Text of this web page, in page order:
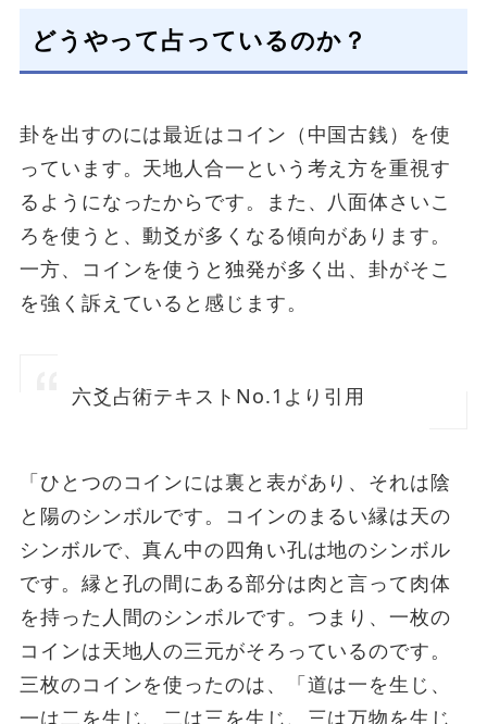
どうやって占っているのか？
卦を出すのには最近はコイン（中国古銭）を使
っています。天地人合一という考え方を重視す
るようになったからです。また、八面体さいこ
ろを使うと、動爻が多くなる傾向があります。
一方、コインを使うと独発が多く出、卦がそこ
を強く訴えていると感じます。
六爻占術テキストNo.1より引用
「ひとつのコインには裏と表があり、それは陰
と陽のシンボルです。コインのまるい縁は天の
シンボルで、真ん中の四角い孔は地のシンボル
です。縁と孔の間にある部分は肉と言って肉体
を持った人間のシンボルです。つまり、一枚の
コインは天地人の三元がそろっているのです。
三枚のコインを使ったのは、「道は一を生じ、
一は二を生じ、二は三を生じ、三は万物を生じ